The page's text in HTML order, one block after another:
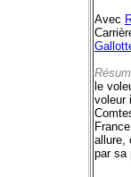
Avec
le
voleur
allure,
par sa